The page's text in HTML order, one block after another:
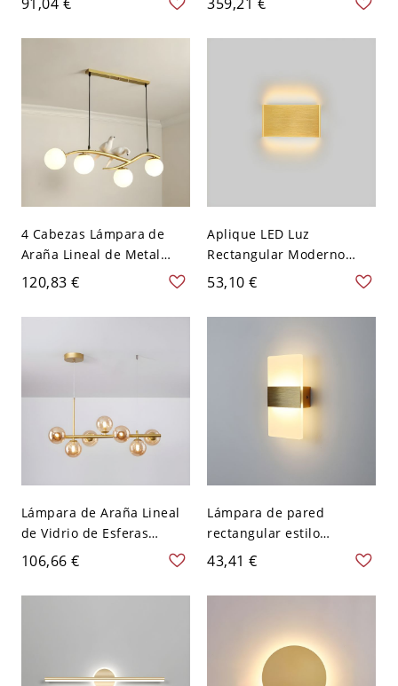
de Cristal para Salón - 110
A 120 V Dorado 40,64 cm
Alumnio de Flores y Jarrón
para Cuarto - 110 A 120 V
4 Cabezas Lámpara de
Araña Lineal de Metal
Iluminación Pendiente de
Globos para Comedor -
110 A 120 V Dorado
120,83 €
Aplique LED Luz
Rectangular Moderno
Luminaria de Pared
Metálica para Cuarto -
110 A 120 V Dorado 16,51
53,10 €
Lámpara de Araña Lineal
de Vidrio de Esferas
Luminaria Suspendida
Moderna para Salón - 110
A 120 V Dorado 7 Ámbar
106,66 €
Lámpara de pared
rectangular estilo
moderno con luz LED
montada en la pared de
metal - 110 A 120 V
43,41 €